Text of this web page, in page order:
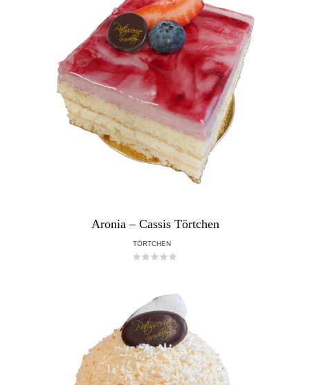
Aronia – Cassis Törtchen
TÖRTCHEN